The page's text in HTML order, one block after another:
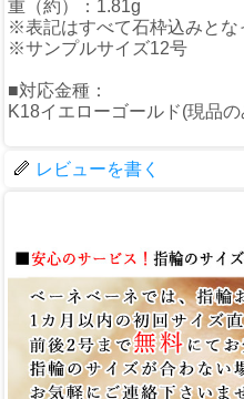
重（約）：1.81g
※表記はすべて石枠込みとな
※サンプルサイズ12号
■対応金種：
K18イエローゴールド(現品の
レビューを書く